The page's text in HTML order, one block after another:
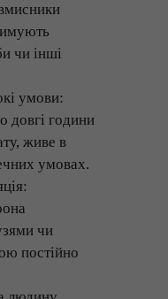
чи інші
умови:
довгі години
живе в
умовах.
чи
постійно